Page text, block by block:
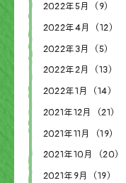
2022年5月（9）
2022年4月（12）
2022年3月（5）
2022年2月（13）
2022年1月（14）
2021年12月（21）
2021年11月（19）
2021年10月（20）
2021年9月（19）